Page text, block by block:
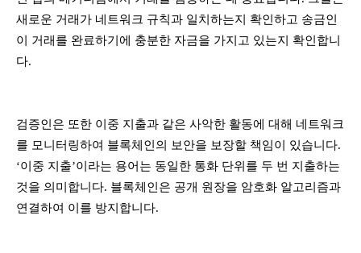
새로운 거래가 네트워크 규칙과 일치하는지 확인하고 송금인
이 거래를 완료하기에 충분한 자금을 가지고 있는지 확인합니
다.
검증인은 또한 이중 지출과 같은 사악한 활동에 대해 네트워크
를 모니터링하여 블록체인의 보안을 보장할 책임이 있습니다.
‘이중 지출’이라는 용어는 동일한 통화 단위를 두 번 지출하는
것을 의미합니다. 블록체인은 공개 원장을 암호화 알고리즘과
연결하여 이를 방지합니다.